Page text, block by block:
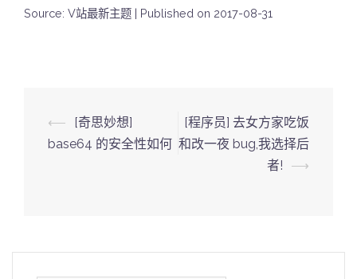
Source: V站最新主题 Published on 2017-08-31
Post
navigation
⟵
[奇思妙想]
base64 的安全性如何
[程序员] 去女方家吃饭
和改一夜 bug,我选择后
者!
⟶